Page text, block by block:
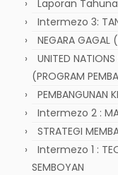
Laporan
Intermezo 3:
NEGARA GAGAL
UNITED
(PROGRAM
PEMBANGUNAN
Intermezo 2 :
STRATEGI
Intermezo 1 :
SEMBOYAN